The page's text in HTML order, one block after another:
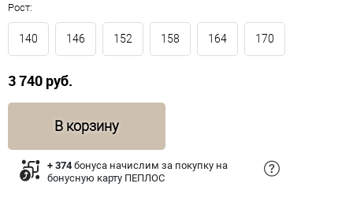
Рост:
140 146 152 158 164 170
3 740 руб.
В корзину
+ 374бонуса начислим за покупку на
бонусную карту ПЕПЛОС